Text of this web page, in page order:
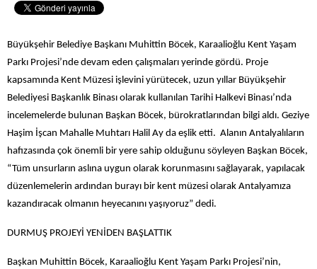
Büyükşehir Belediye Başkanı Muhittin Böcek, Karaalioğlu Kent Yaşam
Parkı Projesi’nde devam eden çalışmaları yerinde gördü. Proje
kapsamında Kent Müzesi işlevini yürütecek, uzun yıllar Büyükşehir
Belediyesi Başkanlık Binası olarak kullanılan Tarihi Halkevi Binası’nda
incelemelerde bulunan Başkan Böcek, bürokratlarından bilgi aldı. Geziye
Haşim İşcan Mahalle Muhtarı Halil Ay da eşlik etti. Alanın Antalyalıların
hafızasında çok önemli bir yere sahip olduğunu söyleyen Başkan Böcek,
“Tüm unsurların aslına uygun olarak korunmasını sağlayarak, yapılacak
düzenlemelerin ardından burayı bir kent müzesi olarak Antalyamıza
kazandıracak olmanın heyecanını yaşıyoruz” dedi.
DURMUŞ PROJEYİ YENİDEN BAŞLATTIK
Başkan Muhittin Böcek, Karaalioğlu Kent Yaşam Parkı Projesi’nin,